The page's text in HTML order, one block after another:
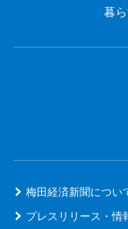
暮
梅田経済新聞につい
プレスリリース・情